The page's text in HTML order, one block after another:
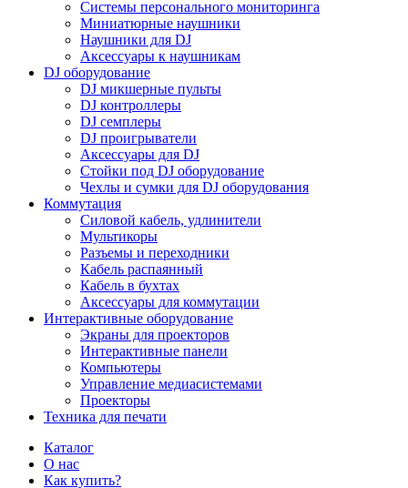
Системы персонального мониторинга
Миниатюрные наушники
Наушники для DJ
Аксессуары к наушникам
DJ оборудование
DJ микшерные пульты
DJ контроллеры
DJ семплеры
DJ проигрыватели
Аксессуары для DJ
Стойки под DJ оборудование
Чехлы и сумки для DJ оборудования
Коммутация
Силовой кабель, удлинители
Мультикоры
Разъемы и переходники
Кабель распаянный
Кабель в бухтах
Аксессуары для коммутации
Интерактивные оборудование
Экраны для проекторов
Интерактивные панели
Компьютеры
Управление медиасистемами
Проекторы
Техника для печати
Каталог
О нас
Как купить?